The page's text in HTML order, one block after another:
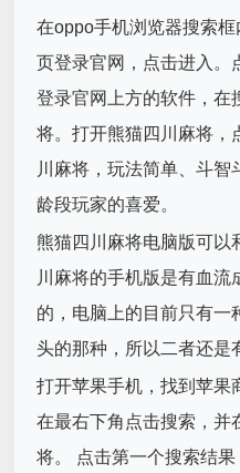
在oppo手机浏览器搜索
页登录官网，点击进入。
登录官网上方的软件，在
将。打开熊猫四川麻将，
川麻将，玩法简单、斗
龄段玩家的喜爱。
熊猫四川麻将电脑版可以
川麻将的手机版是有血流
的，电脑上的目前只有一
头的那种，所以二者还是
打开苹果手机，找到苹果
在最右下角点击搜索，并
将。 点击第一个搜索结